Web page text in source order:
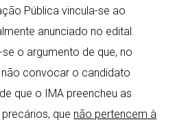
Pública vincula-se ao
anunciado no edital.
o argumento de que, no
convocar o candidato
que o IMA preencheu as
que não pertencem à